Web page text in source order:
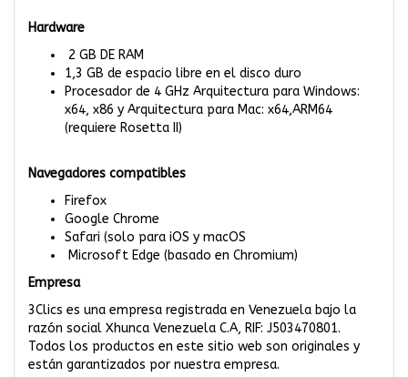
Hardware
2 GB DE RAM
1,3 GB de espacio libre en el disco duro
Procesador de 4 GHz Arquitectura para Windows:
x64, x86 y Arquitectura para Mac: x64,ARM64
(requiere Rosetta II)
Navegadores compatibles
Firefox
Google Chrome
Safari (solo para iOS y macOS
Microsoft Edge (basado en Chromium)
Empresa
3Clics es una empresa registrada en Venezuela bajo la
razón social Xhunca Venezuela C.A, RIF: J503470801.
Todos los productos en este sitio web son originales y
están garantizados por nuestra empresa.